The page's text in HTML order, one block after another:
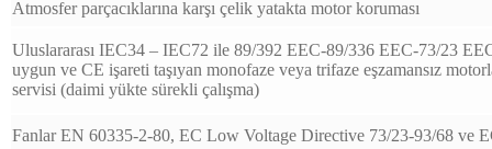
Atmosfer parçacıklarına karşı çelik yatakta motor koruması
Uluslararası IEC34 – IEC72 ile 89/392 EEC-89/336 EEC-73/23
uygun ve CE işareti taşıyan monofaze veya trifaze eşzamansız
servisi (daimi yükte sürekli çalışma)
Fanlar EN 60335-2-80, EC Low Voltage Directive 73/23-93/68 ve